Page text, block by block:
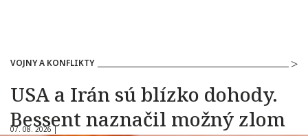
VOJNY A KONFLIKTY
USA a Irán sú blízko dohody.
Bessent naznačil možný zlom
07. 08. 2026 |